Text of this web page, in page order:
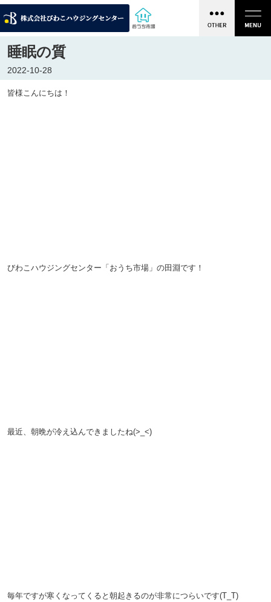
睡眠の質
2022-10-28
皆様こんにちは！
びわこハウジングセンター「おうち市場」の田淵です！
最近、朝晩が冷え込んできましたね(>_<)
毎年ですが寒くなってくると朝起きるのが非常につらいです(T_T)